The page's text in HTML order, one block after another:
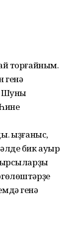
торғайным.
генә
Шуны
Ҡыҙғаныс,
бик ауыр
генә